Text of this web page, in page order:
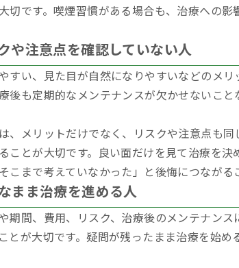
切です。喫煙習慣がある場合も、治療への
や注意点を確認していない人
すい、見た目が自然になりやすいなどのメリ
後も定期的なメンテナンスが欠かせないこと
、メリットだけでなく、リスクや注意点も同
ことが大切です。良い面だけを見て治療を決
まで考えていなかった」と後悔につながる
まま治療を進める人
期間、費用、リスク、治療後のメンテナンス
とが大切です。疑問が残ったまま治療を始め